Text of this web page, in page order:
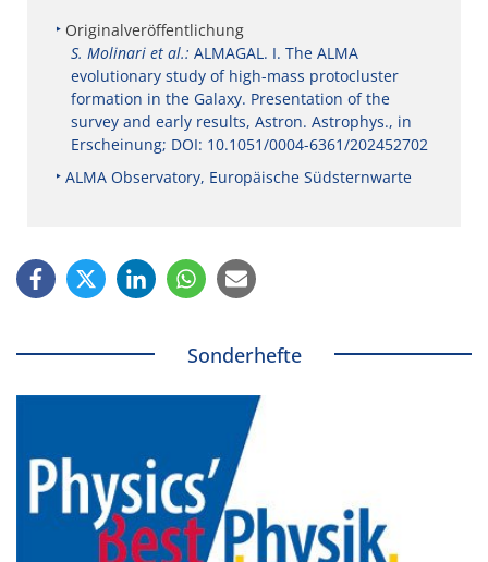
Originalveröffentlichung
S. Molinari et al.: ALMAGAL. I. The ALMA
evolutionary study of high-mass protocluster
formation in the Galaxy. Presentation of the
survey and early results, Astron. Astrophys., in
Erscheinung; DOI: 10.1051/0004-6361/202452702
ALMA Observatory, Europäische Südsternwarte
Sonderhefte